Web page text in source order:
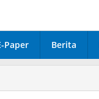
Paper Berita